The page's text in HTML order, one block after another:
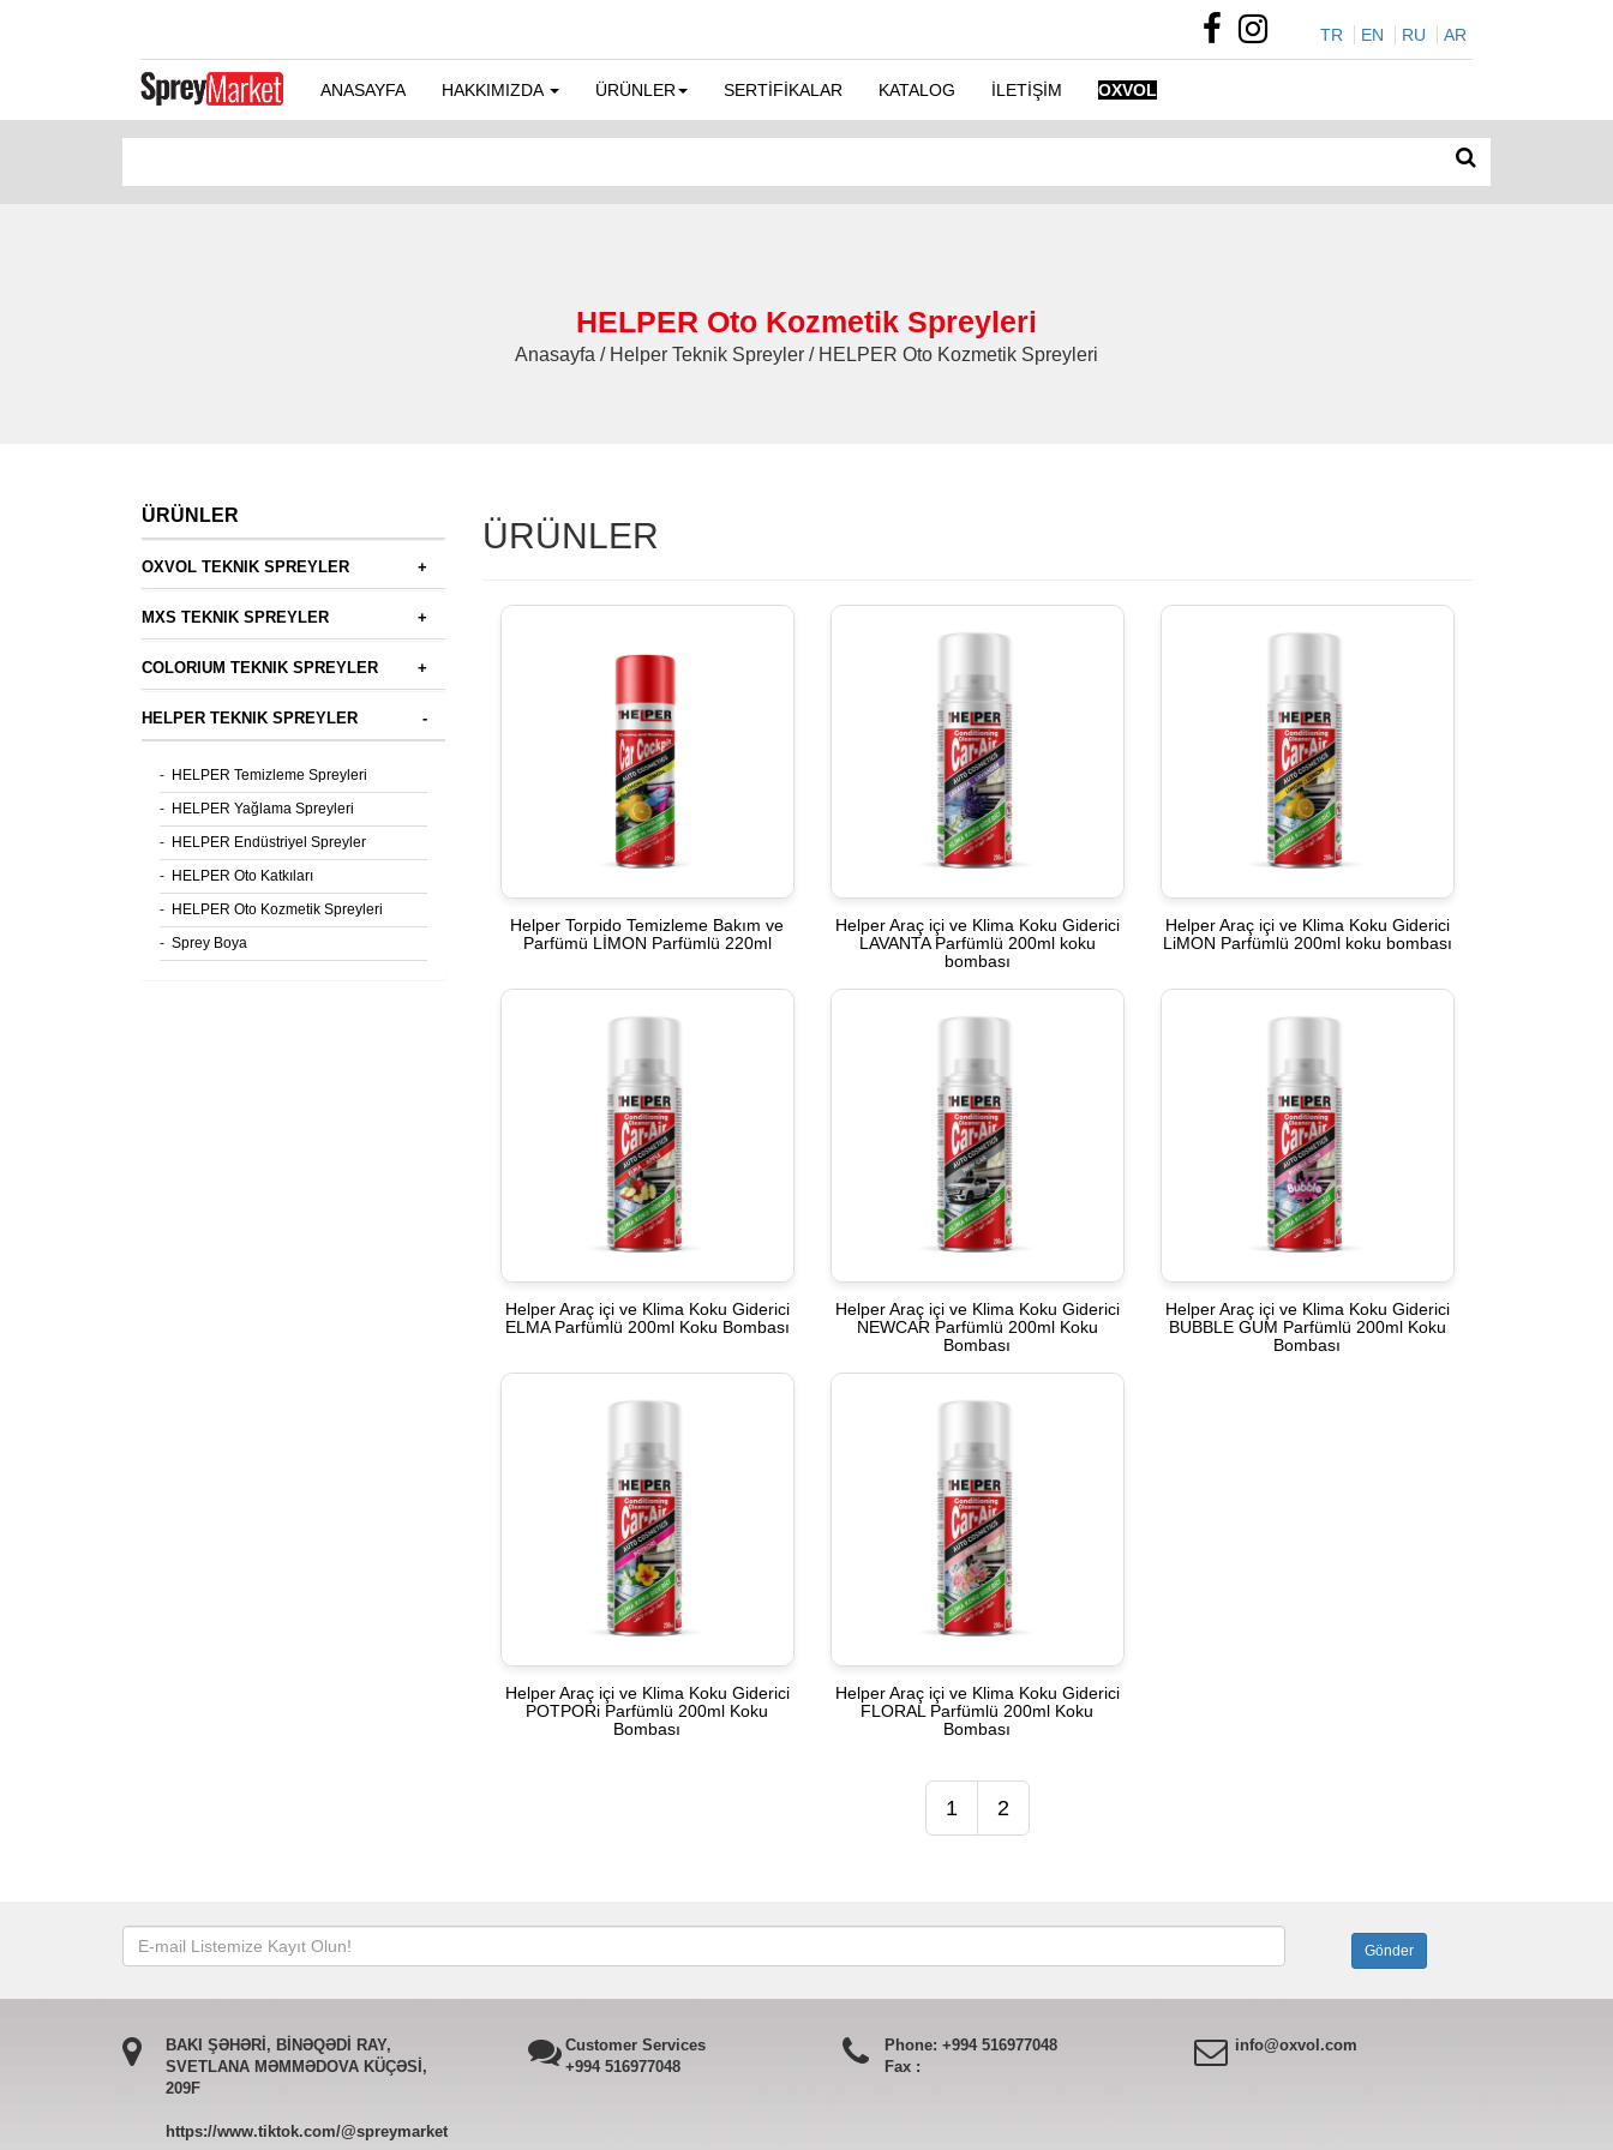
TR EN RU AR
ANASAYFA HAKKIMIZDA ÜRÜNLER SERTİFİKALAR KATALOG İLETİŞİM OXVOL
HELPER Oto Kozmetik Spreyleri
Anasayfa / Helper Teknik Spreyler / HELPER Oto Kozmetik Spreyleri
ÜRÜNLER
+
OXVOL TEKNIK SPREYLER
+
MXS TEKNIK SPREYLER
+
COLORIUM TEKNIK SPREYLER
-
HELPER TEKNIK SPREYLER
- HELPER Temizleme Spreyleri
- HELPER Yağlama Spreyleri
- HELPER Endüstriyel Spreyler
- HELPER Oto Katkıları
- HELPER Oto Kozmetik Spreyleri
- Sprey Boya
ÜRÜNLER
Helper Torpido Temizleme Bakım ve
Parfümü LİMON Parfümlü 220ml
Helper Araç içi ve Klima Koku Giderici
LAVANTA Parfümlü 200ml koku
bombası
Helper Araç içi ve Klima Koku Giderici
LiMON Parfümlü 200ml koku bombası
Helper Araç içi ve Klima Koku Giderici
ELMA Parfümlü 200ml Koku Bombası
Helper Araç içi ve Klima Koku Giderici
NEWCAR Parfümlü 200ml Koku
Bombası
Helper Araç içi ve Klima Koku Giderici
BUBBLE GUM Parfümlü 200ml Koku
Bombası
Helper Araç içi ve Klima Koku Giderici
POTPORi Parfümlü 200ml Koku
Bombası
Helper Araç içi ve Klima Koku Giderici
FLORAL Parfümlü 200ml Koku
Bombası
1 2
BAKI ŞƏHƏRİ, BİNƏQƏDİ RAY,
SVETLANA MƏMMƏDOVA KÜÇƏSİ,
209F
https://www.tiktok.com/@spreymarket
Customer Services
+994 516977048
Phone: +994 516977048
Fax :
info@oxvol.com